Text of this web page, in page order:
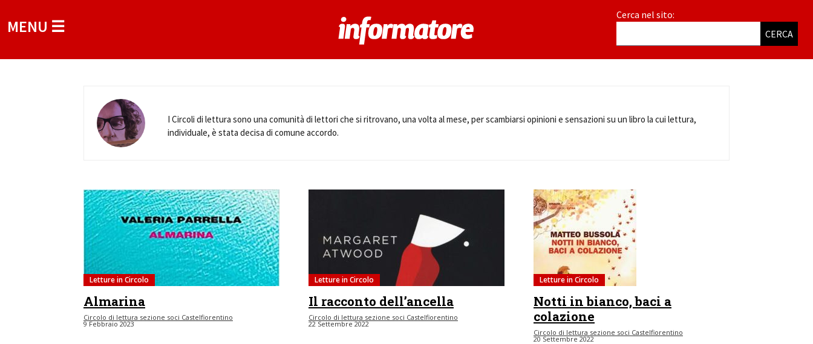
MENU ☰
Cerca nel sito:
CERCA
I Circoli di lettura sono una comunità di lettori che si ritrovano, una volta al mese, per scambiarsi opinioni e sensazioni su un libro la cui lettura,
individuale, è stata decisa di comune accordo.
Letture in Circolo
Almarina
Circolo di lettura sezione soci Castelfiorentino
9 Febbraio 2023
Letture in Circolo
Il racconto dell’ancella
Circolo di lettura sezione soci Castelfiorentino
22 Settembre 2022
Letture in Circolo
Notti in bianco, baci a
colazione
Circolo di lettura sezione soci Castelfiorentino
20 Settembre 2022